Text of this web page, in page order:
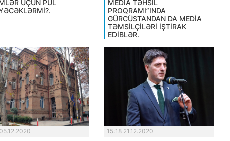
ÜÇÜN PUL
MEDİA TƏHSİL
PROQRAMI”INDA
GÜRCÜSTANDAN DA MEDİA
TƏMSİLÇİLƏRİ İŞTİRAK
EDİBLƏR.
15:18 21.12.2020